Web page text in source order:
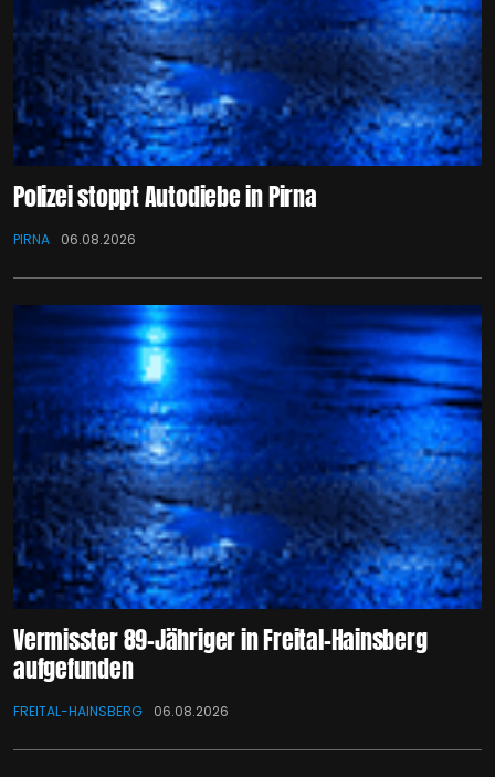
Polizei stoppt Autodiebe in Pirna
PIRNA 06.08.2026
Vermisster 89-Jähriger in Freital-Hainsberg
aufgefunden
FREITAL-HAINSBERG 06.08.2026